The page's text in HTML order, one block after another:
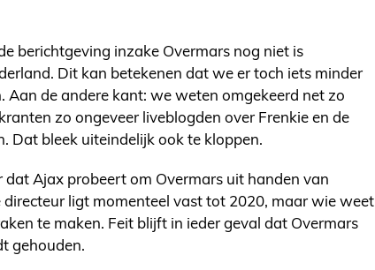
berichtgeving inzake Overmars nog niet is
Dit kan betekenen dat we er toch iets minder
Aan de andere kant: we weten omgekeerd net zo
zo ongeveer liveblogden over Frenkie en de
Dat bleek uiteindelijk ook te kloppen.
dat Ajax probeert om Overmars uit handen van
directeur ligt momenteel vast tot 2020, maar wie weet
te maken. Feit blijft in ieder geval dat Overmars
gehouden.